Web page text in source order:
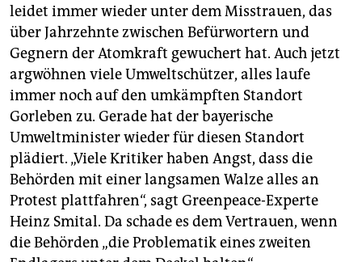
leidet immer wieder unter dem Misstrauen, das
über Jahrzehnte zwischen Befürwortern und
Gegnern der Atomkraft gewuchert hat. Auch jetzt
argwöhnen viele Umweltschützer, alles laufe
immer noch auf den umkämpften Standort
Gorleben zu. Gerade hat der bayerische
Umweltminister wieder für diesen Standort
plädiert. „Viele Kritiker haben Angst, dass die
Behörden mit einer langsamen Walze alles an
Protest plattfahren“, sagt Greenpeace-Experte
Heinz Smital. Da schade es dem Vertrauen, wenn
die Behörden „die Problematik eines zweiten